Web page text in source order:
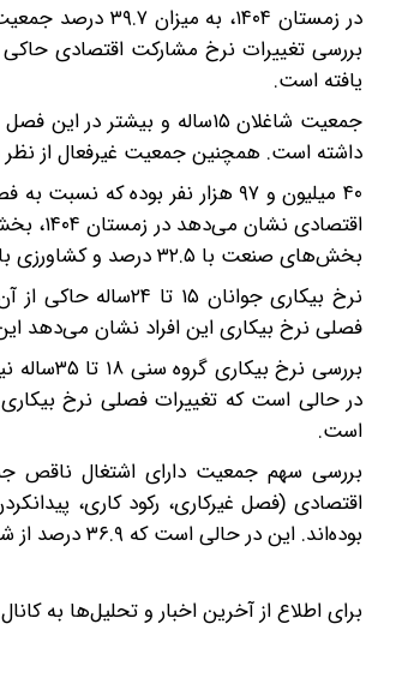
یافته است.
داشته است. همچنین جمعیت غیرفعال از نظر
بخش‌های صنعت با ۳۲.۵ درصد و کشاورزی با ۱۳.۲ درصد قرار دارند.
فصلی نرخ بیکاری این افراد نشان می‌دهد‌ این نرخ نسبت
است.
بوده‌اند. این در حالی است که ۳۶.۹ درصد از شاغلان ۱۵ساله و بیشتر، بیش از ۴۹ ساعت در هفته کار کرده‌اند.
برای اطلاع از آخرین اخبار و تحلیل‌ها به